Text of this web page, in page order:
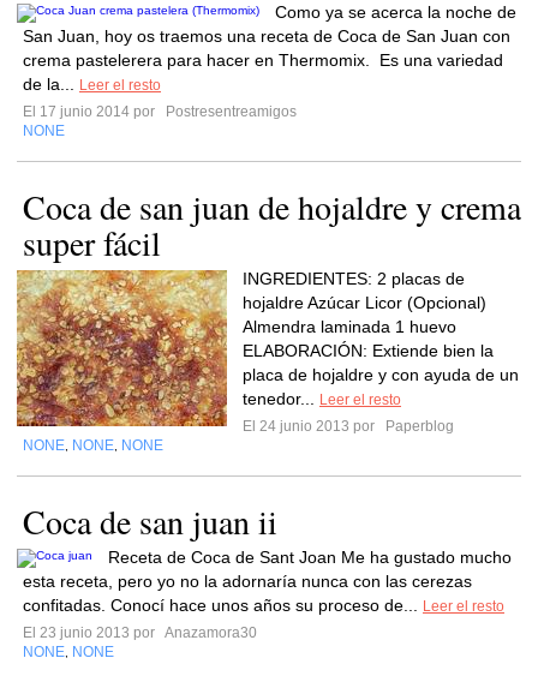
Como ya se acerca la noche de
San Juan, hoy os traemos una receta de Coca de San Juan con
crema pastelerera para hacer en Thermomix. Es una variedad
de la...
Leer el resto
El 17 junio 2014 por
Postresentreamigos
NONE
Coca de san juan de hojaldre y crema
super fácil
INGREDIENTES: 2 placas de
hojaldre Azúcar Licor (Opcional)
Almendra laminada 1 huevo
ELABORACIÓN: Extiende bien la
placa de hojaldre y con ayuda de un
tenedor...
Leer el resto
El 24 junio 2013 por
Paperblog
NONE NONE NONE
Coca de san juan ii
Receta de Coca de Sant Joan Me ha gustado mucho
esta receta, pero yo no la adornaría nunca con las cerezas
confitadas. Conocí hace unos años su proceso de...
Leer el resto
El 23 junio 2013 por Anazamora30
NONE NONE